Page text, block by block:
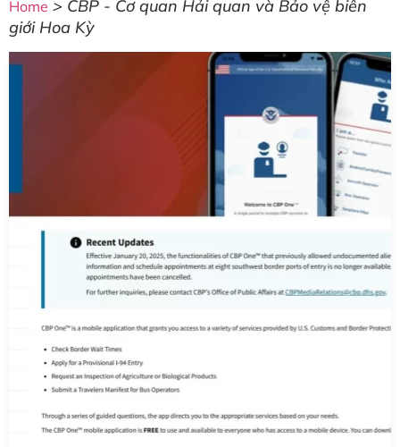
Home > CBP - Cơ quan Hải quan và Bảo vệ biên
giới Hoa Kỳ